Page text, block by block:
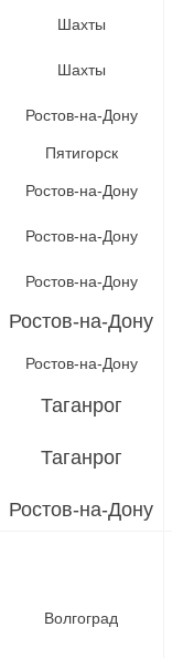
Шахты
Шахты
Ростов-на-Дону
Пятигорск
Ростов-на-Дону
Ростов-на-Дону
Ростов-на-Дону
Ростов-на-Дону
Ростов-на-Дону
Таганрог
Таганрог
Ростов-на-Дону
Волгоград